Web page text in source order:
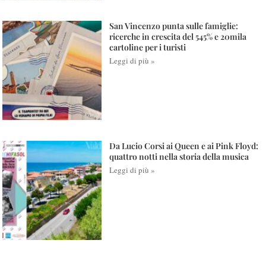
San Vincenzo punta sulle famiglie:
ricerche in crescita del 545% e 20mila
cartoline per i turisti
Leggi di più »
Da Lucio Corsi ai Queen e ai Pink Floyd:
quattro notti nella storia della musica
Leggi di più »